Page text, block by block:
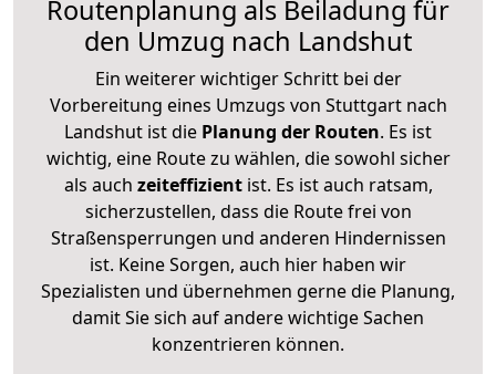
Routenplanung als Beiladung für
den Umzug nach Landshut
Ein weiterer wichtiger Schritt bei der
Vorbereitung eines Umzugs von Stuttgart nach
Landshut ist die Planung der Routen. Es ist
wichtig, eine Route zu wählen, die sowohl sicher
als auch zeiteffizientist. Es ist auch ratsam,
sicherzustellen, dass die Route frei von
Straßensperrungen und anderen Hindernissen
ist. Keine Sorgen, auch hier haben wir
Spezialisten und übernehmen gerne die Planung,
damit Sie sich auf andere wichtige Sachen
konzentrieren können.